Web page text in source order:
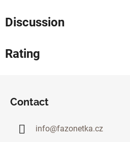
Discussion
Rating
Contact
info@fazonetka.cz